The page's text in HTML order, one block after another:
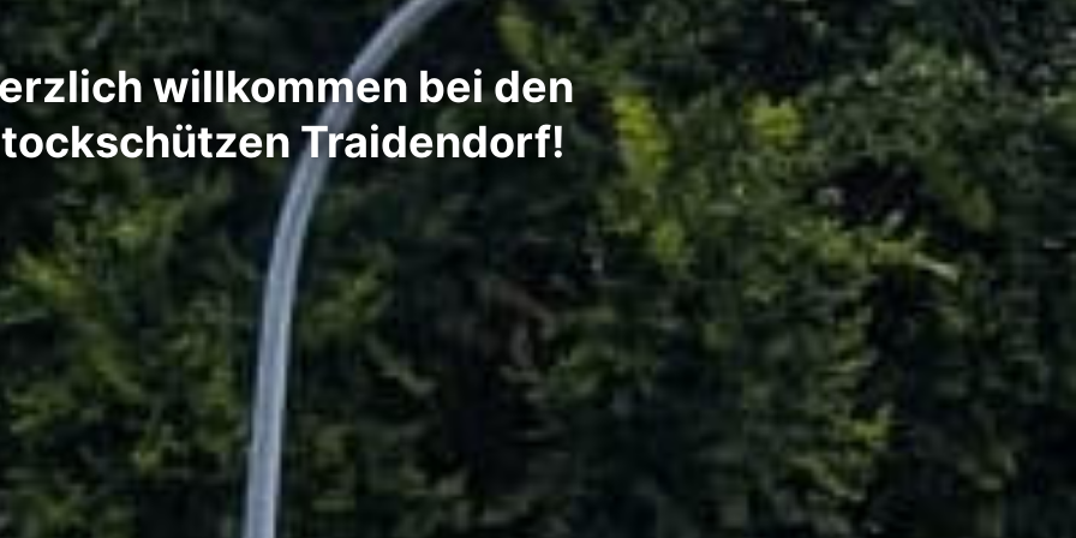
willkommen bei den
Traidendorf!